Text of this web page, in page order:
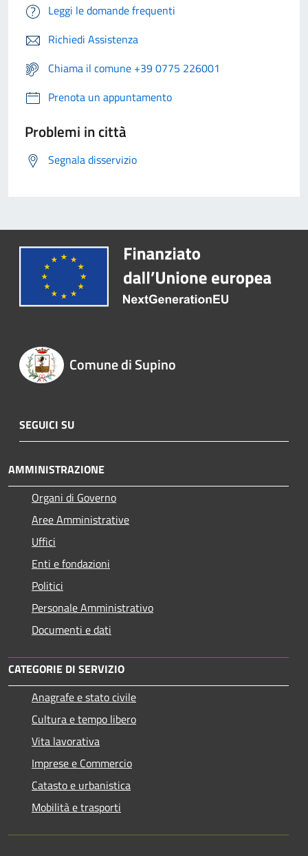
Leggi le domande frequenti
Richiedi Assistenza
Chiama il comune +39 0775 226001
Prenota un appuntamento
Problemi in città
Segnala disservizio
Comune di Supino
SEGUICI SU
AMMINISTRAZIONE
Organi di Governo
Aree Amministrative
Uffici
Enti e fondazioni
Politici
Personale Amministrativo
Documenti e dati
CATEGORIE DI SERVIZIO
Anagrafe e stato civile
Cultura e tempo libero
Vita lavorativa
Imprese e Commercio
Catasto e urbanistica
Mobilità e trasporti